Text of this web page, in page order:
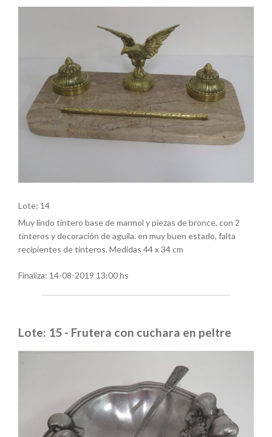
Lote: 14
Muy lindo tintero base de marmol y piezas de bronce, con 2
tinteros y decoración de aguila. en muy buen estado, falta
recipientes de tinteros. Medidas 44 x 34 cm
Finaliza: 14-08-2019 13:00 hs
Lote: 15 - Frutera con cuchara en peltre